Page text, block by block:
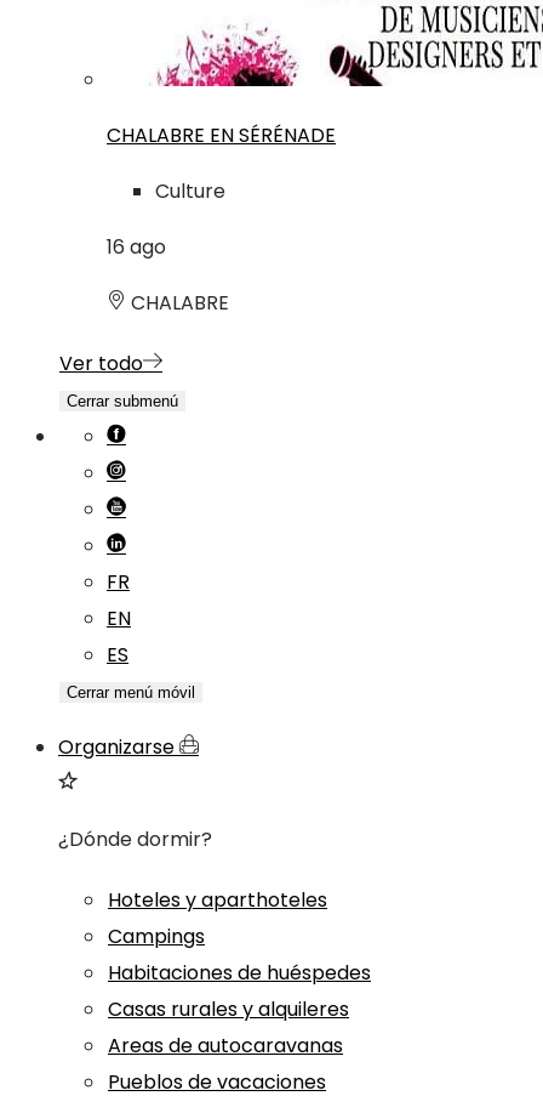
CHALABRE EN SÉRÉNADE
Culture
16 ago
CHALABRE
Ver todo
Cerrar submenú
FR
EN
ES
Cerrar menú móvil
Organizarse
¿Dónde dormir?
Hoteles y aparthoteles
Campings
Habitaciones de huéspedes
Casas rurales y alquileres
Areas de autocaravanas
Pueblos de vacaciones